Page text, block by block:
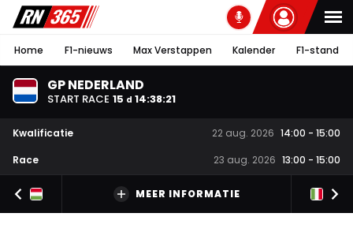
Home F1-nieuws Max Verstappen Kalender F1-stand
GP NEDERLAND
START RACE 15 d 14:38:21
Kwalificatie 22 aug. 2026 14:00 - 15:00
Race
23 aug. 2026 13:00 - 15:00
MEER INFORMATIE